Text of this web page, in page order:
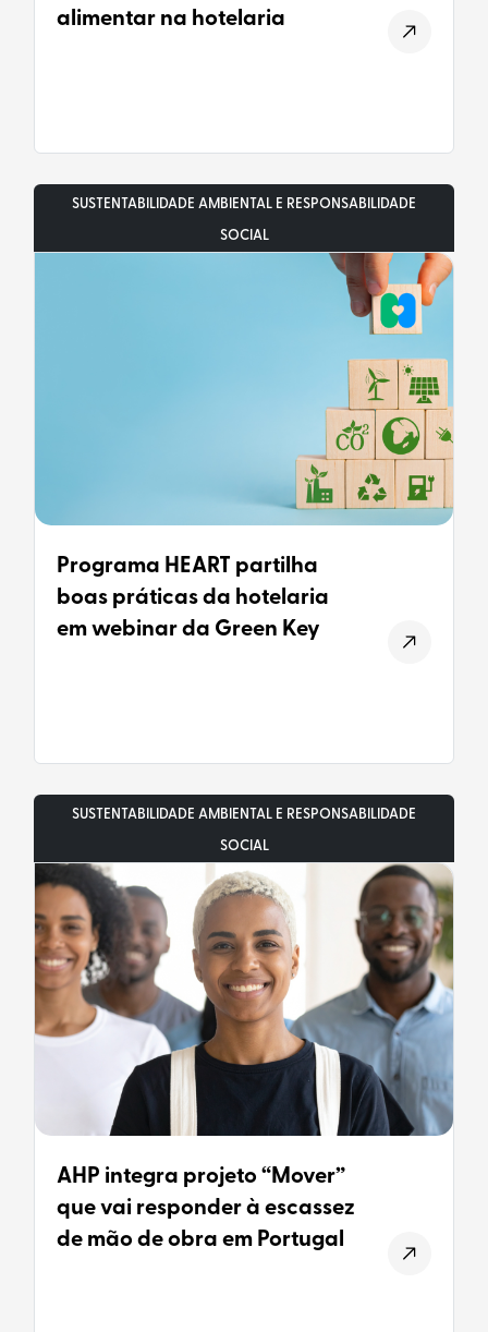
alimentar na hotelaria
SUSTENTABILIDADE AMBIENTAL E RESPONSABILIDADE
SOCIAL
Programa HEART partilha
boas práticas da hotelaria
em webinar da Green Key
SUSTENTABILIDADE AMBIENTAL E RESPONSABILIDADE
SOCIAL
AHP integra projeto “Mover”
que vai responder à escassez
de mão de obra em Portugal